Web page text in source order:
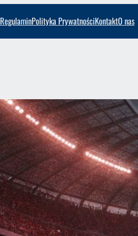
RegulaminPolityka PrywatnościKontaktO nas